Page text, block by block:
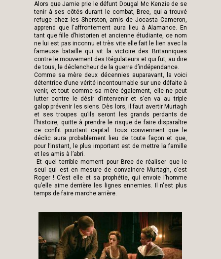
Alors que Jamie prie le défunt Dougal Mc Kenzie de se
tenir à ses côtés durant le combat, Bree, qui a trouvé
refuge chez les Sherston, amis de Jocasta Cameron,
apprend que l'affrontement aura lieu àAlamance. En
tant que fille d’historien et ancienne étudiante, ce nom
ne lui est pas inconnu et très vite elle fait le lien avec la
fameuse bataille qui vit la victoire des Britanniques
contre le mouvement des Régulateurs et qui fut, au dire
de tous, le déclencheur de la guerre d’indépendance.
Comme sa mère deux décennies auparavant, la voici
détentrice d’une vérité incontournable sur une défaite à
venir, et tout comme sa mère également, elle ne peut
lutter contre le désir d’intervenir et s’en va au triple
galop prévenir les siens. Dès lors, il faut avertir Murtagh
et ses troupes qu’ils seront les grands perdants de
l’histoire, quitte à prendre le risque de faire disparaître
ce conflit pourtant capital. Tous conviennent que le
déclic aura probablement lieu de toute façon et que,
pour l’instant, le plus important est de mettre la famille
et les amis à l’abri.
Et quel terrible moment pour Bree de réaliser que le
seul qui est en mesure de convaincre Murtagh, c’est
Roger ! C’est elle et sa prophétie, qui envoie l’homme
qu’elle aime derrière les lignes ennemies. Il n'est plus
temps de faire marche arrière.